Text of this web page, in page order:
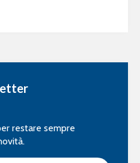
restare sempre